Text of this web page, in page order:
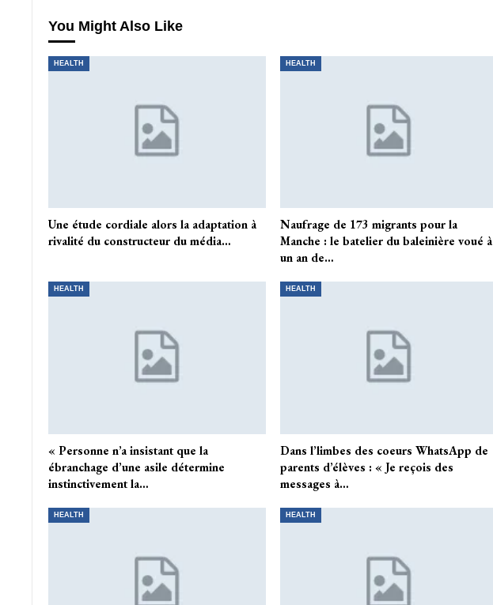
You Might Also Like
HEALTH
Une étude cordiale alors la adaptation à
rivalité du constructeur du média…
HEALTH
Naufrage de 173 migrants pour la
Manche : le batelier du baleinière voué à
un an de…
HEALTH
« Personne n’a insistant que la
ébranchage d’une asile détermine
instinctivement la…
HEALTH
Dans l’limbes des coeurs WhatsApp de
parents d’élèves : « Je reçois des
messages à…
HEALTH HEALTH